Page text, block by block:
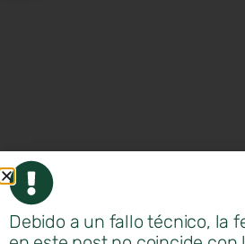
Debido a un fallo técnico, la